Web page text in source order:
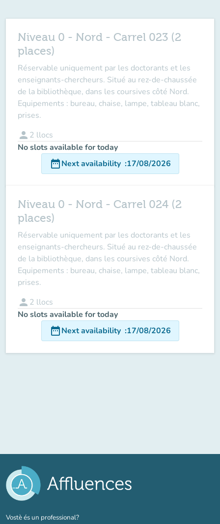
Niveau 0 - Nord - Carrel 023 (2
places)
Réservable uniquement par les doctorants et les
enseignants-chercheurs. Situé au rez-de-chaussée
de la bibliothèque, dans les coursives côté Nord.
Equipements : bureau, chaise, lampe, tableau blanc,
prises.
person 2 llocs
No slots available for today
date_rangeNext availability :17/08/2026
Niveau 0 - Nord - Carrel 024 (2
places)
Réservable uniquement par les doctorants et les
enseignants-chercheurs. Situé au rez-de-chaussée
de la bibliothèque, dans les coursives côté Nord.
Equipements : bureau, chaise, lampe, tableau blanc,
prises.
person 2 llocs
No slots available for today
date_rangeNext availability :17/08/2026
Vostè és un professional?(new tab)